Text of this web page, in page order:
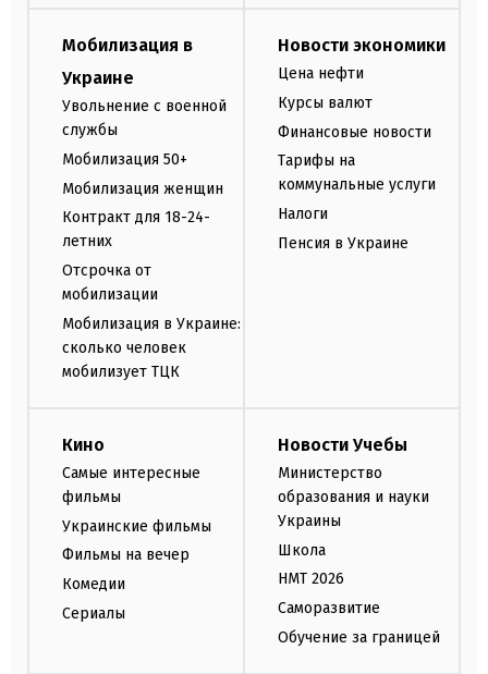
Мобилизация в
Украине
Увольнение с военной
службы
Мобилизация 50+
Мобилизация женщин
Контракт для 18-24-
летних
Отсрочка от
мобилизации
Мобилизация в Украине:
сколько человек
мобилизует ТЦК
Новости экономики
Цена нефти
Курсы валют
Финансовые новости
Тарифы на
коммунальные услуги
Налоги
Пенсия в Украине
Кино
Самые интересные
фильмы
Украинские фильмы
Фильмы на вечер
Комедии
Сериалы
Новости Учебы
Министерство
образования и науки
Украины
Школа
НМТ 2026
Саморазвитие
Обучение за границей